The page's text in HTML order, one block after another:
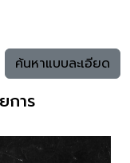
ค้นหาแบบละเอียด
การ